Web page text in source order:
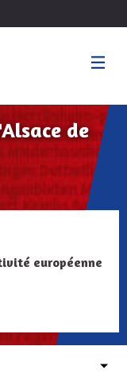
de
européenne